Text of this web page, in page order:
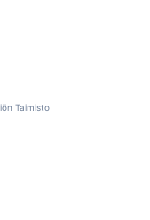
Taimisto